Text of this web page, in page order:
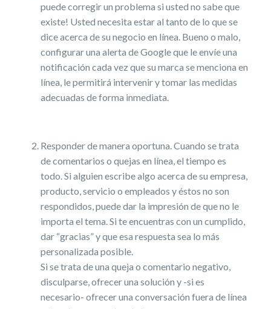
puede corregir un problema si usted no sabe que
existe! Usted necesita estar al tanto de lo que se
dice acerca de su negocio en línea. Bueno o malo,
configurar una alerta de Google que le envíe una
notificación cada vez que su marca se menciona en
línea, le permitirá intervenir y tomar las medidas
adecuadas de forma inmediata.
Responder de manera oportuna. Cuando se trata
de comentarios o quejas en línea, el tiempo es
todo. Si alguien escribe algo acerca de su empresa,
producto, servicio o empleados y éstos no son
respondidos, puede dar la impresión de que no le
importa el tema. Si te encuentras con un cumplido,
dar “gracias” y que esa respuesta sea lo más
personalizada posible.
Si se trata de una queja o comentario negativo,
disculparse, ofrecer una solución y -si es
necesario- ofrecer una conversación fuera de línea